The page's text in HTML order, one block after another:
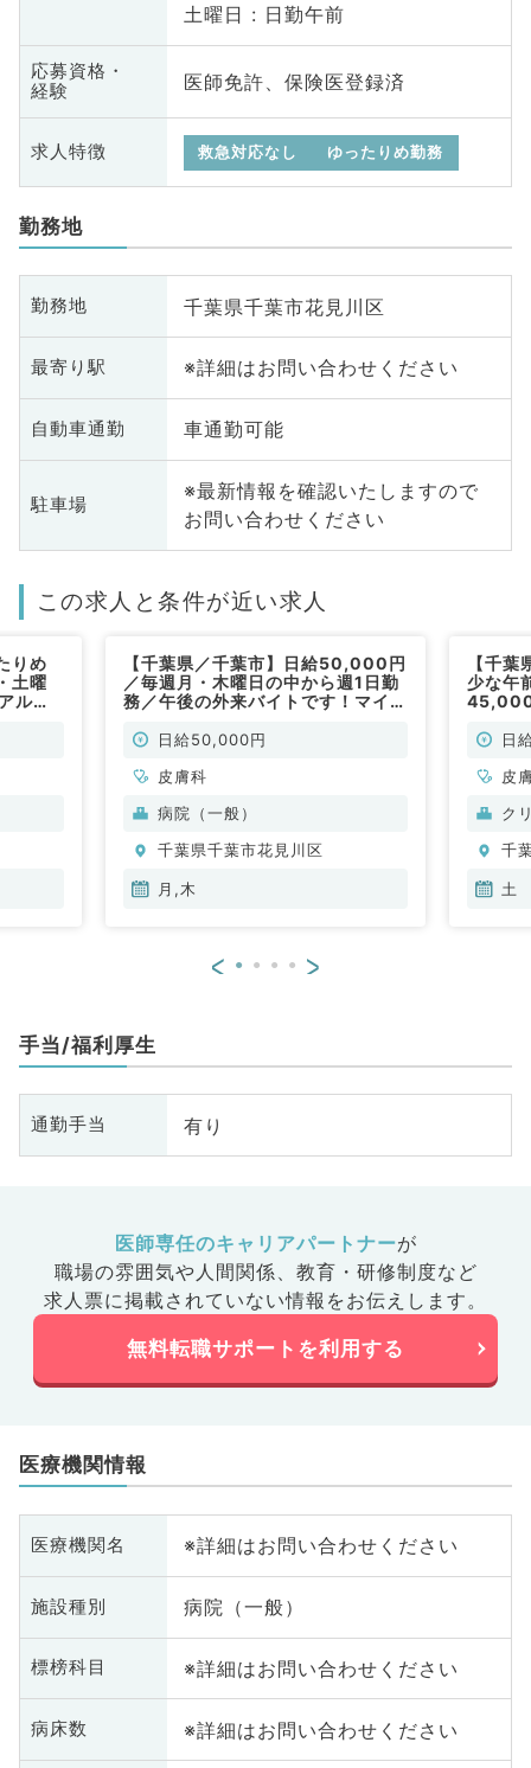
土曜日 : 日勤午前
応募資格・
経験
医師免許、保険医登録済
求人特徴 救急対応なし ゆったりめ勤務
勤務地
勤務地 千葉県千葉市花見川区
最寄り駅 ※詳細はお問い合わせください
自動車通勤 車通勤可能
駐車場
※最新情報を確認いたしますので
お問い合わせください
この求人と条件が近い求人
りめ
土曜
ルバ
【千葉県／千葉市】日給50,000円
／毎週月・木曜日の中から週1日勤
務／午後の外来バイトです！マイカ
日給50,000円
皮膚科
病院（一般）
千葉県千葉市花見川区
月,木
【千
少な午
45,000
◎（皮
日
皮
ク
千
土
< >
手当/福利厚生
通勤手当 有り
医師専任のキャリアパートナーが
職場の雰囲気や人間関係、 教育・研修制度など
求人票に掲載されていない情報をお伝えします。
無料転職サポートを利用する
医療機関情報
医療機関名 ※詳細はお問い合わせください
施設種別 病院（一般）
標榜科目 ※詳細はお問い合わせください
病床数 ※詳細はお問い合わせください